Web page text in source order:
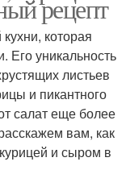
рецепт
которая
Его уникальность
листьев
и пикантного
салат еще более
вам, как
и сыром в